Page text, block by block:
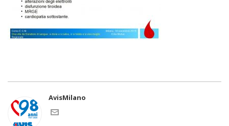
AvisMilano